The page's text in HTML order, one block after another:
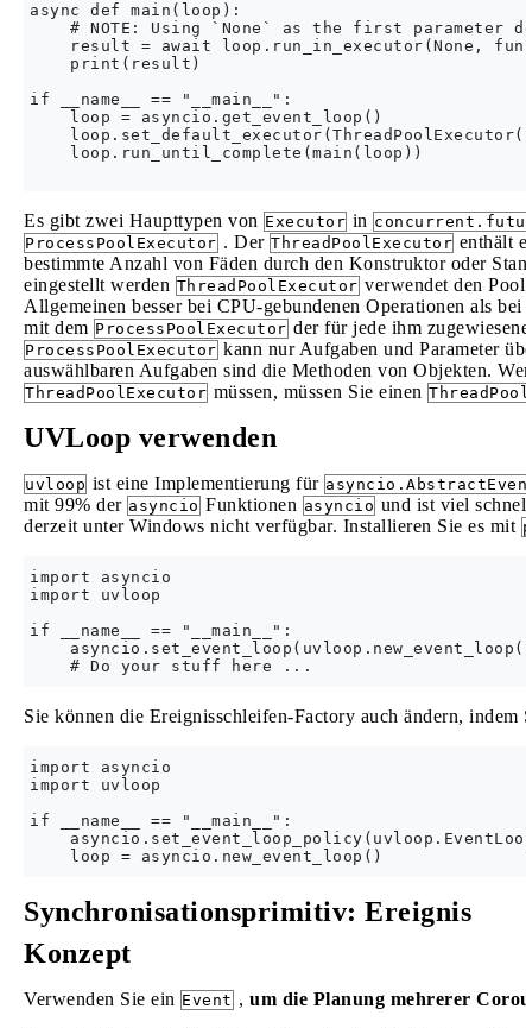
async def main(loop):
# NOTE: Using `None` as the first parameter
result = await loop.run_in_executor(None,
    print(result)
if __name__ == "__main__":
    loop = asyncio.get_event_loop()
    loop.run_until_complete(main(loop))
Es gibt zwei Haupttypen von Executor in
ProcessPoolExecutor . Der ThreadPoolExecutor enthält
bestimmte Anzahl von Fäden durch den Konstruktor oder
eingestellt werden ThreadPoolExecutor verwendet den
Allgemeinen besser bei CPU-gebundenen Operationen als
mit dem ProcessPoolExecutor der für jede ihm
ProcessPoolExecutor kann nur Aufgaben und Parameter
auswählbaren Aufgaben sind die Methoden von Objekten.
ThreadPoolExecutor müssen, müssen Sie einen
UVLoop verwenden
uvloop ist eine Implementierung für
mit 99% der asyncio Funktionen asyncio und ist viel
derzeit unter Windows nicht verfügbar. Installieren Sie es mit
import asyncio
import uvloop
if __name__ == "__main__":
Sie können die Ereignisschleifen-Factory auch ändern, indem
import asyncio
import uvloop
if __name__ == "__main__":
Synchronisationsprimitiv: Ereignis
Konzept
Verwenden Sie ein Event , um die Planung mehrerer